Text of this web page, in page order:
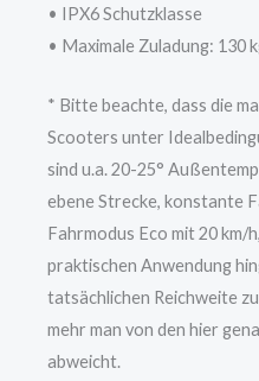
• IPX6 Schutzklasse
• Maximale Zuladung: 130
* Bitte beachte, dass die
Scooters unter
sind u.a. 20-25°
ebene Strecke, konstante
Fahrmodus Eco mit 20 km/
praktischen Anwendung
tatsächlichen Reichweite
mehr man von den hier
abweicht.